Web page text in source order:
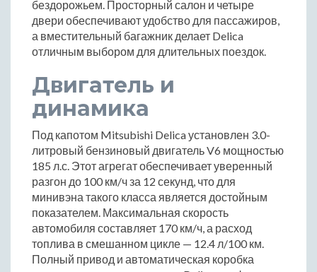
бездорожьем. Просторный салон и четыре
двери обеспечивают удобство для пассажиров,
а вместительный багажник делает Delica
отличным выбором для длительных поездок.
Двигатель и
динамика
Под капотом Mitsubishi Delica установлен 3.0-
литровый бензиновый двигатель V6 мощностью
185 л.с. Этот агрегат обеспечивает уверенный
разгон до 100 км/ч за 12 секунд, что для
минивэна такого класса является достойным
показателем. Максимальная скорость
автомобиля составляет 170 км/ч, а расход
топлива в смешанном цикле — 12.4 л/100 км.
Полный привод и автоматическая коробка